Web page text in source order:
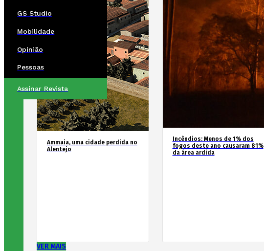
GS Studio
Mobilidade
Opinião
Pessoas
Assinar Revista
Ammaia, uma cidade perdida no
Alentejo
Incêndios: Menos de 1% dos
fogos deste ano causaram 81%
da área ardida
VER MAIS